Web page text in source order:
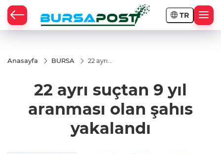
TR
Anasayfa BURSA
22 ayrı
olan şahıs
yakalandı
22 ayrı suçtan 9 yıl
aranması olan şahıs
yakalandı